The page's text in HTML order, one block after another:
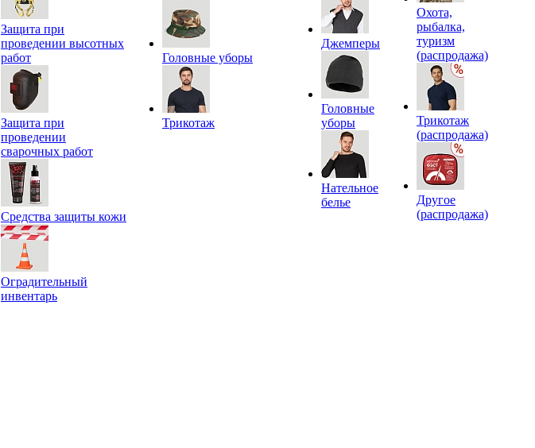
Защита при
проведении высотных
работ
Защита при
проведении
сварочных работ
Средства защиты кожи
Оградительный
инвентарь
Головные уборы
Трикотаж
Джемперы
Головные
уборы
Нательное
белье
Охота,
рыбалка,
туризм
(распродажа)
Трикотаж
(распродажа)
Другое
(распродажа)